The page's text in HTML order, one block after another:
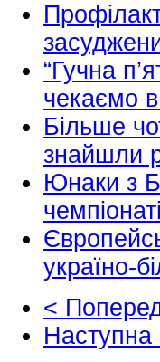
“Гучна
чекаємо
Більше
знайшли
Юнаки з
україно-
<
Наступна